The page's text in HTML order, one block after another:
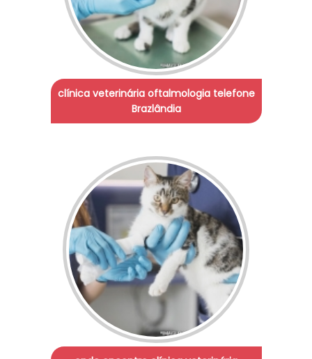
clínica veterinária oftalmologia telefone
Brazlândia